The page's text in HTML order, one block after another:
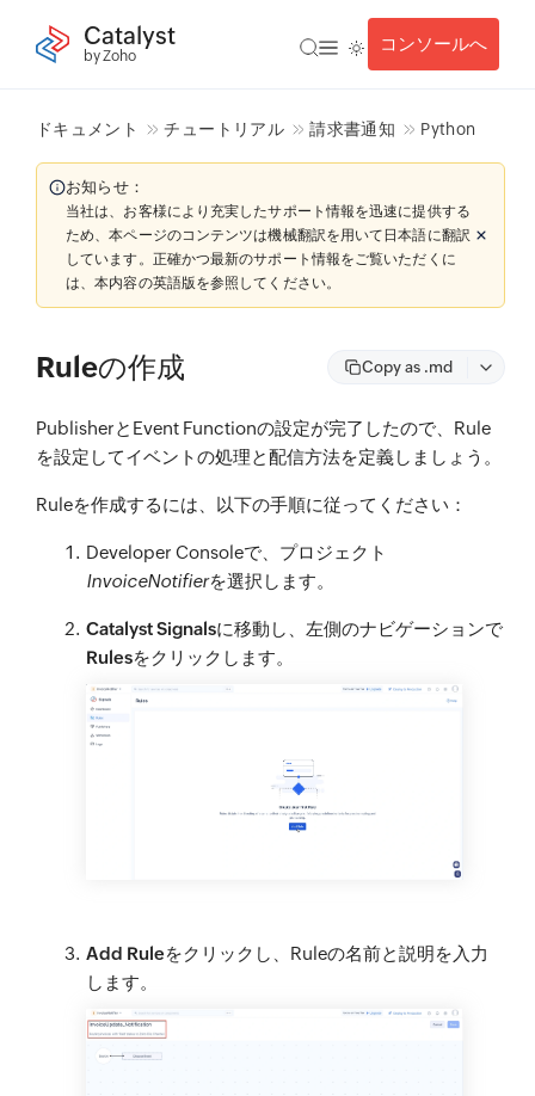
Catalyst
by Zoho
コンソールへ
ドキュメント チュートリアル 請求書通知 Python
お知らせ：
当社は、お客様により充実したサポート情報を迅速に提供する
ため、本ページのコンテンツは機械翻訳を用いて日本語に翻訳
しています。正確かつ最新のサポート情報をご覧いただくに
は、本内容の英語版を参照してください。
Ruleの作成 Copy as .md
PublisherとEvent Functionの設定が完了したので、Rule
を設定してイベントの処理と配信方法を定義しましょう。
Ruleを作成するには、以下の手順に従ってください：
Developer Consoleで、プロジェクト
InvoiceNotifierを選択します。
Catalyst Signalsに移動し、左側のナビゲーションで
Rulesをクリックします。
Add Ruleをクリックし、Ruleの名前と説明を入力
します。